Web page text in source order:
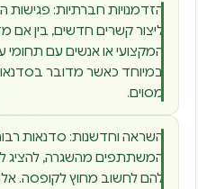
הזדמנויות חברתיות: פגישות
ליצור קשרים חדשים, בין אם
המקצועי או אנשים עם תחומי
במיוחד כאשר מדובר
מסוים.
השראה וחדשנות: סדנאות
המשתתפים מהשגרה, להציג
להם לחשוב מחוץ לקופסה.